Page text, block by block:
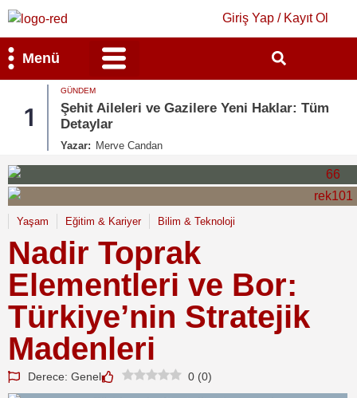
Giriş Yap / Kayıt Ol
Menü
1
GÜNDEM
Şehit Aileleri ve Gazilere Yeni Haklar: Tüm
Detaylar
Yazar: Merve Candan
Yaşam Eğitim & Kariyer Bilim & Teknoloji
Nadir Toprak
Elementleri ve Bor:
Türkiye’nin Stratejik
Madenleri
Derece: Genel 0 (0)